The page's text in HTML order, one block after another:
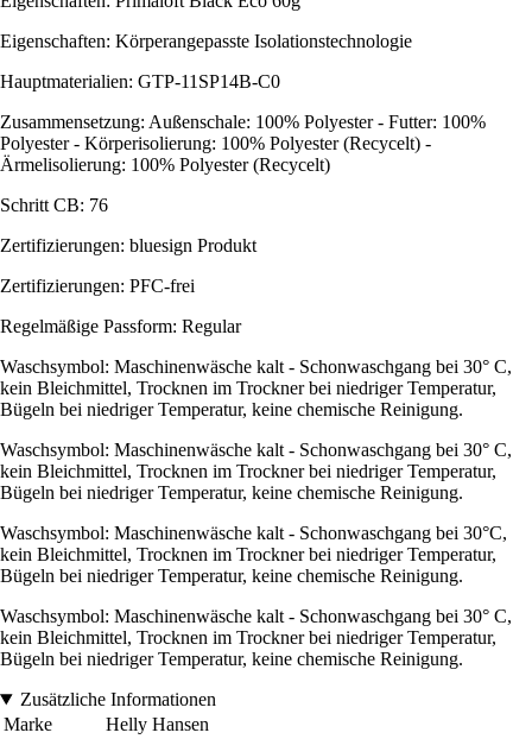
Eigenschaften: Körperangepasste Isolationstechnologie
Hauptmaterialien: GTP-11SP14B-C0
Zusammensetzung: Außenschale: 100% Polyester - Futter: 100%
Polyester - Körperisolierung: 100% Polyester (Recycelt) -
Ärmelisolierung: 100% Polyester (Recycelt)
Schritt CB: 76
Zertifizierungen: bluesign Produkt
Zertifizierungen: PFC-frei
Regelmäßige Passform: Regular
Waschsymbol: Maschinenwäsche kalt - Schonwaschgang bei 30° C,
kein Bleichmittel, Trocknen im Trockner bei niedriger Temperatur,
Bügeln bei niedriger Temperatur, keine chemische Reinigung.
Waschsymbol: Maschinenwäsche kalt - Schonwaschgang bei 30° C,
kein Bleichmittel, Trocknen im Trockner bei niedriger Temperatur,
Bügeln bei niedriger Temperatur, keine chemische Reinigung.
Waschsymbol: Maschinenwäsche kalt - Schonwaschgang bei 30°C,
kein Bleichmittel, Trocknen im Trockner bei niedriger Temperatur,
Bügeln bei niedriger Temperatur, keine chemische Reinigung.
Waschsymbol: Maschinenwäsche kalt - Schonwaschgang bei 30° C,
kein Bleichmittel, Trocknen im Trockner bei niedriger Temperatur,
Bügeln bei niedriger Temperatur, keine chemische Reinigung.
Zusätzliche Informationen
Marke
Helly Hansen